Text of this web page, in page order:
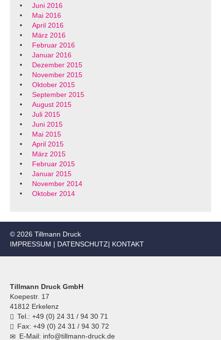
Juni 2016
Mai 2016
April 2016
März 2016
Februar 2016
Januar 2016
Dezember 2015
November 2015
Oktober 2015
September 2015
August 2015
Juli 2015
Juni 2015
Mai 2015
April 2015
März 2015
Februar 2015
Januar 2015
November 2014
Oktober 2014
© 2026 Tillmann Druck
IMPRESSUM | DATENSCHUTZ| KONTAKT
Tillmann Druck GmbH
Koepestr. 17
41812 Erkelenz
Tel.: +49 (0) 24 31 / 94 30 71
Fax: +49 (0) 24 31 / 94 30 72
E-Mail: info@tillmann-druck.de